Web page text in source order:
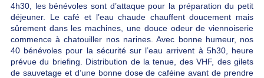
4h30, les bénévoles sont d’attaque pour la préparation du petit
déjeuner. Le café et l’eau chaude chauffent doucement mais
sûrement dans les machines, une douce odeur de viennoiserie
commence à chatouiller nos narines. Avec bonne humeur, nos
40 bénévoles pour la sécurité sur l’eau arrivent à 5h30, heure
prévue du briefing. Distribution de la tenue, des VHF, des gilets
de sauvetage et d’une bonne dose de caféine avant de prendre